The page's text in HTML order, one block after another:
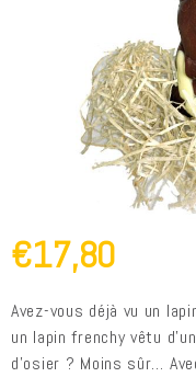
€17,80
Avez-vous déjà vu un
un lapin frenchy vêtu
d’osier ? Moins sûr…